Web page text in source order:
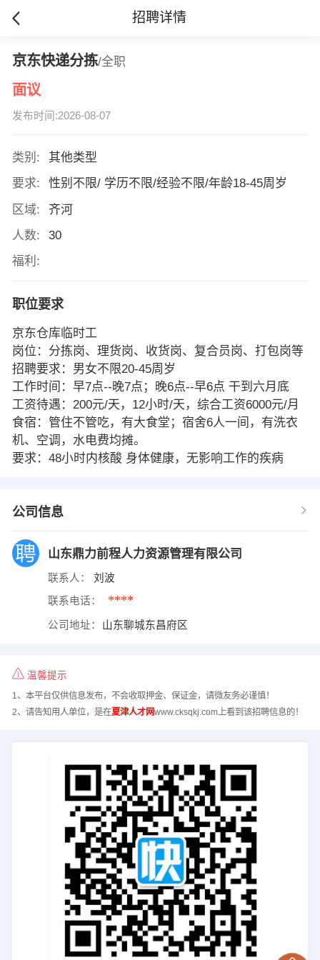
招聘详情
京东快递分拣/全职
面议
发布时间:2026-08-07
类别:
其他类型
要求:
性别不限/ 学历不限/经验不限/年龄18-45周岁
区域:
齐河
人数:
30
福利:
职位要求
京东仓库临时工
岗位：分拣岗、理货岗、收货岗、复合员岗、打包岗等
招聘要求：男女不限20-45周岁
工作时间：早7点--晚7点；晚6点--早6点 干到六月底
工资待遇：200元/天，12小时/天，综合工资6000元/月
食宿：管住不管吃，有大食堂；宿舍6人一间，有洗衣
机、空调，水电费均摊。
要求：48小时内核酸 身体健康，无影响工作的疾病
公司信息
山东鼎力前程人力资源管理有限公司
联系人： 刘波
联系电话： ****
公司地址： 山东聊城东昌府区
温馨提示
1、本平台仅供信息发布，不会收取押金、保证金，请微友务必谨慎！
2、请告知用人单位，是在夏津人才网www.cksqkj.com上看到该招聘信息的！